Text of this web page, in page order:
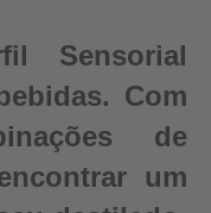
Sensorial
Com
de
um